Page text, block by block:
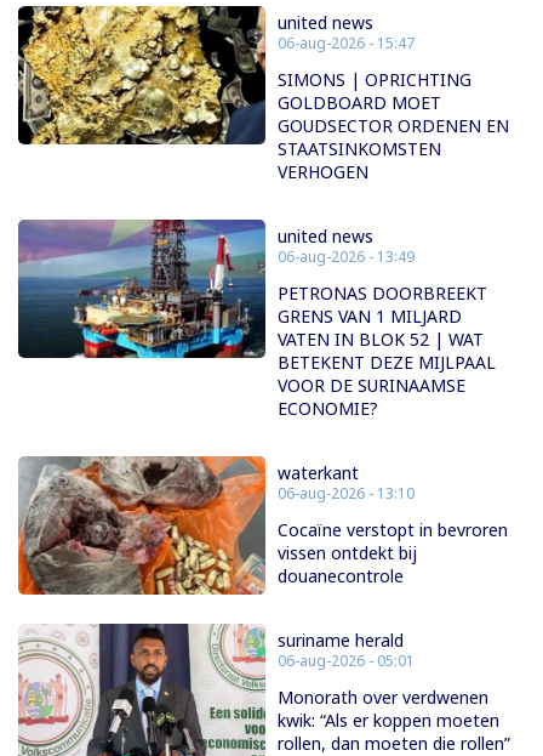
united news
06-aug-2026 - 15:47
SIMONS | OPRICHTING
GOLDBOARD MOET
GOUDSECTOR ORDENEN EN
STAATSINKOMSTEN
VERHOGEN
united news
06-aug-2026 - 13:49
PETRONAS DOORBREEKT
GRENS VAN 1 MILJARD
VATEN IN BLOK 52 | WAT
BETEKENT DEZE MIJLPAAL
VOOR DE SURINAAMSE
ECONOMIE?
waterkant
06-aug-2026 - 13:10
Cocaïne verstopt in bevroren
vissen ontdekt bij
douanecontrole
suriname herald
06-aug-2026 - 05:01
Monorath over verdwenen
kwik: “Als er koppen moeten
rollen, dan moeten die rollen”